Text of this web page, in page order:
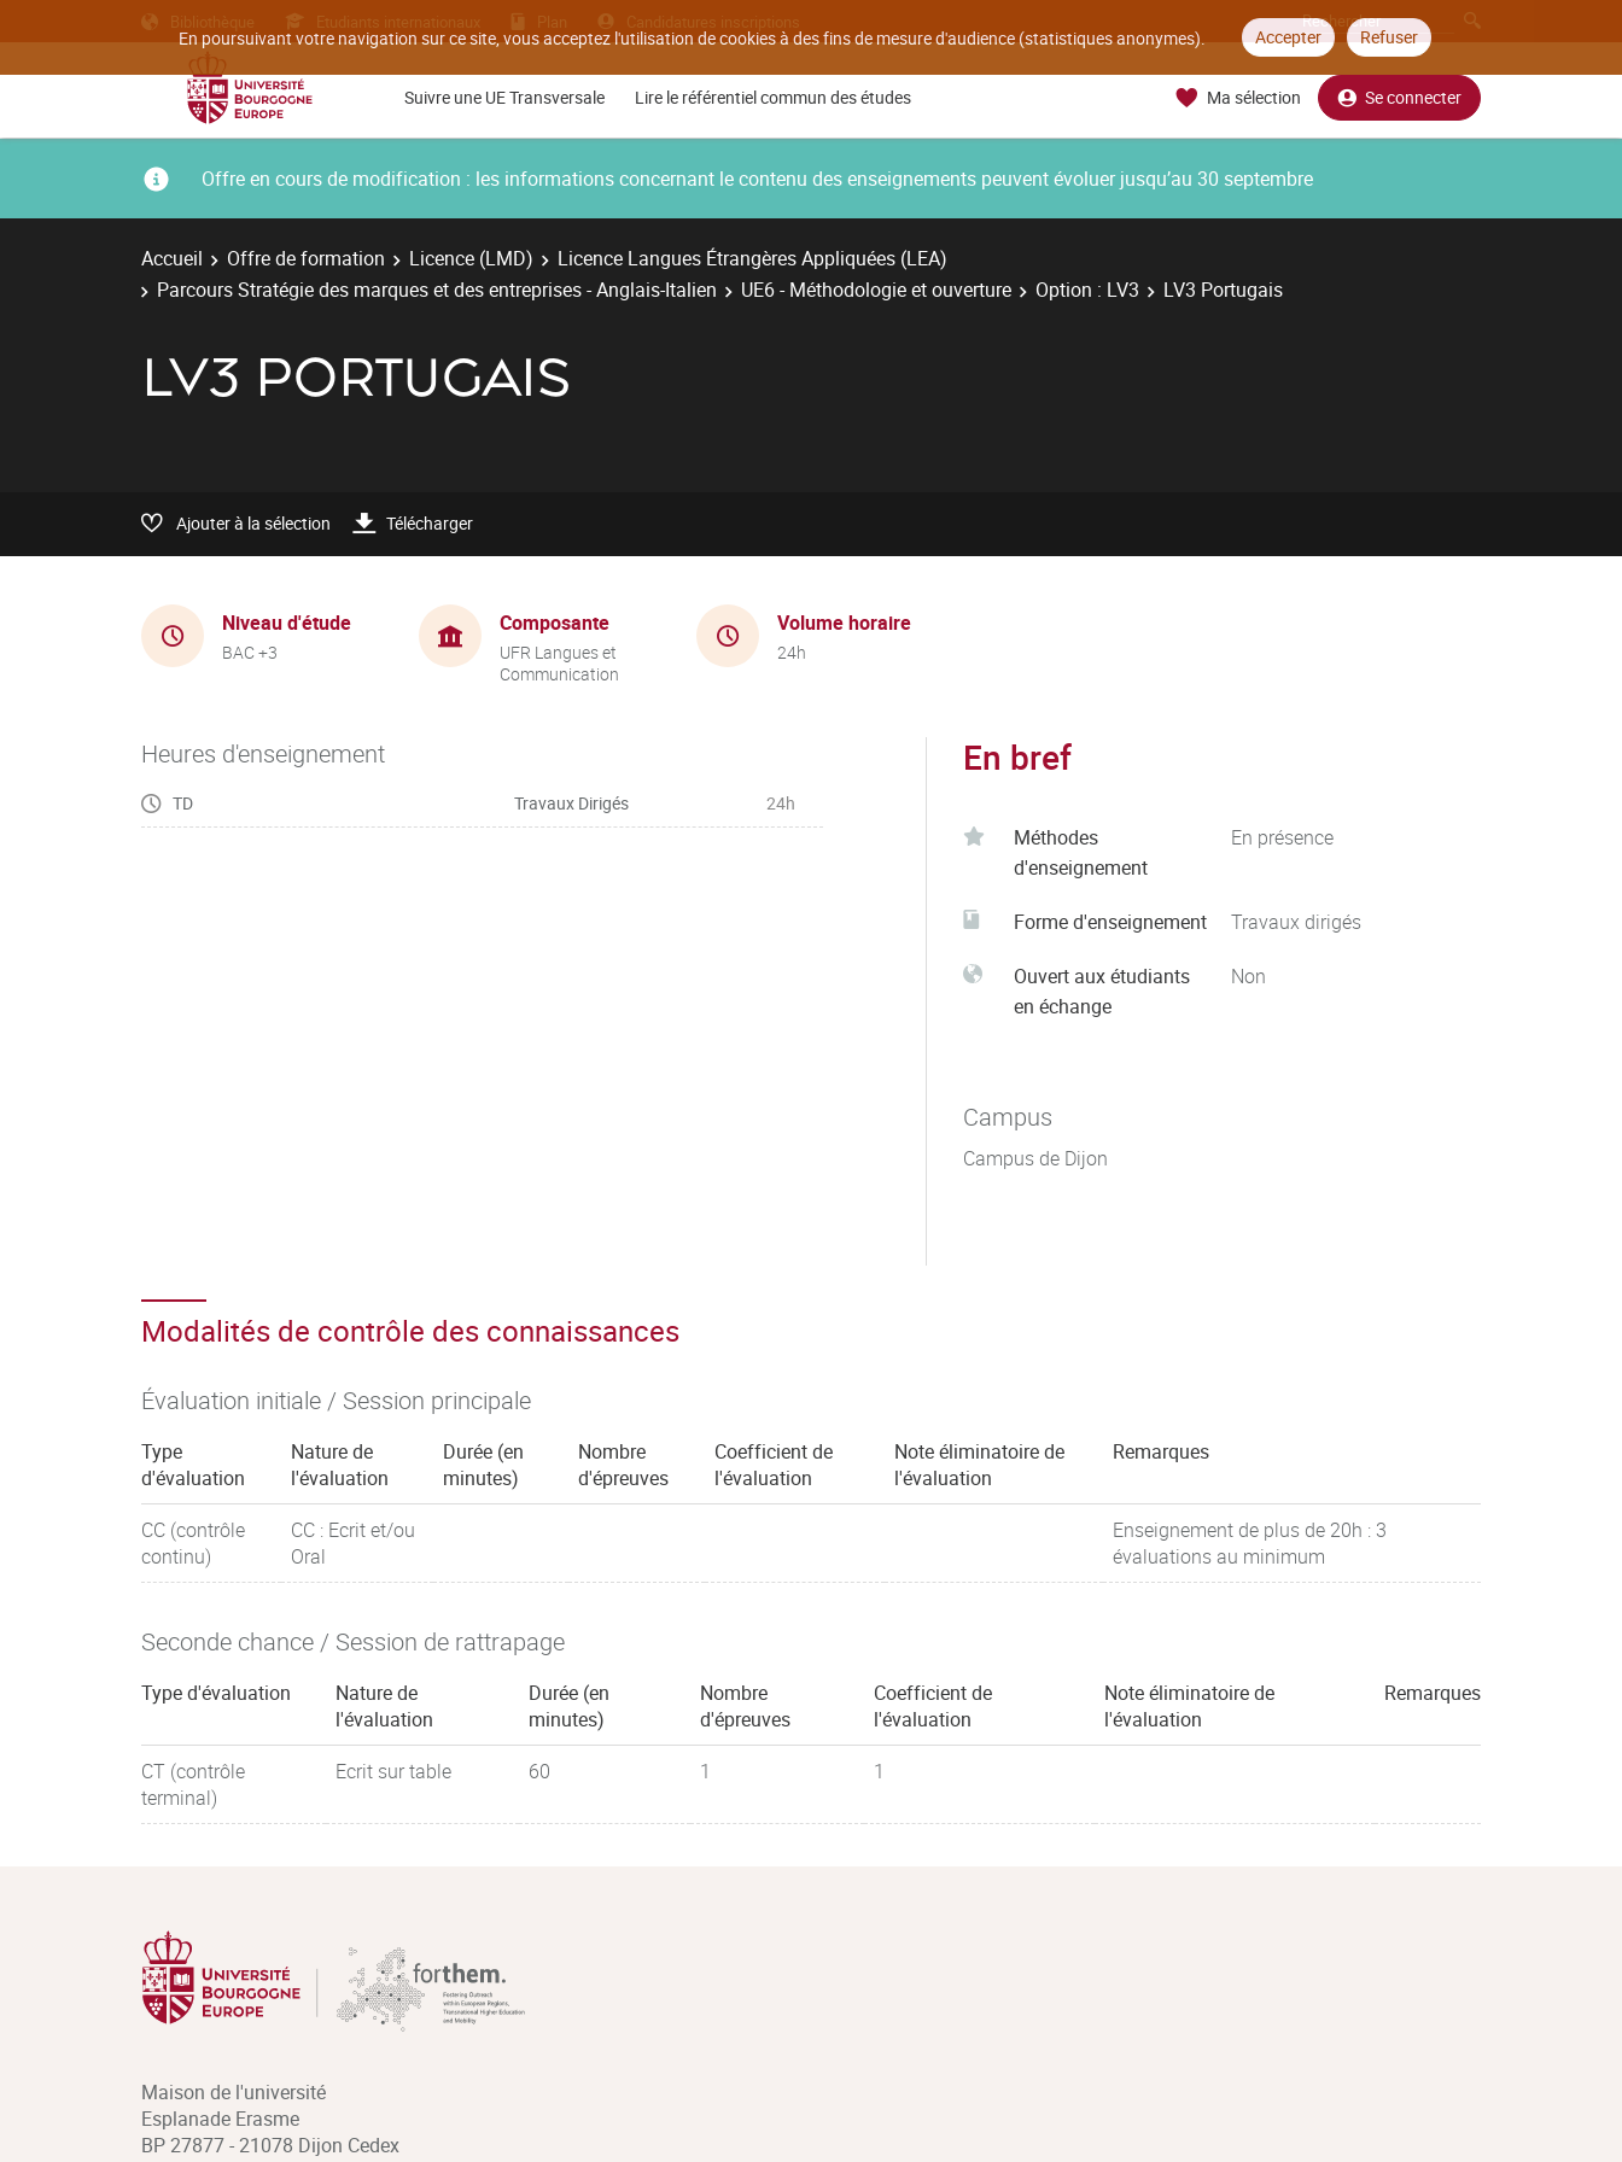
En poursuivant votre navigation sur ce site, vous acceptez l'utilisation de cookies à des fins de mesure d'audience (statistiques anonymes). Accepter Refuser
Bibliothèque Etudiants internationaux Plan Candidatures inscriptions
Suivre une UE Transversale Lire le référentiel commun des études Ma sélection Se connecter
Offre en cours de modification : les informations concernant le contenu des enseignements peuvent évoluer jusqu’au 30 septembre
Accueil Offre de formation Licence (LMD)
Licence Langues Étrangères Appliquées (LEA)
Parcours Stratégie des marques et des entreprises - Anglais-Italien
UE6 - Méthodologie et ouverture Option : LV3 LV3 Portugais
LV3 PORTUGAIS
Ajouter à la sélection Télécharger
Niveau d'étude
BAC +3
Composante
UFR Langues et
Communication
Volume horaire
24h
Heures d'enseignement
TD Travaux Dirigés 24h
En bref
Méthodes
d'enseignement
En présence
Forme d'enseignement Travaux dirigés
Ouvert aux étudiants
en échange
Non
Campus
Campus de Dijon
Modalités de contrôle des connaissances
Évaluation initiale / Session principale
Type
d'évaluation
Nature de
l'évaluation
Durée (en
minutes)
Nombre
d'épreuves
Coefficient de
l'évaluation
Note éliminatoire de
l'évaluation
Remarques
CC (contrôle
continu)
CC : Ecrit et/ou
Oral
Enseignement de plus de 20h : 3
évaluations au minimum
Seconde chance / Session de rattrapage
Type d'évaluation
Nature de
l'évaluation
Durée (en
minutes)
Nombre
d'épreuves
Coefficient de
l'évaluation
Note éliminatoire de
l'évaluation
Remarques
CT (contrôle
terminal)
Ecrit sur table 60 1 1
Maison de l'université
Esplanade Erasme
BP 27877 - 21078 Dijon Cedex